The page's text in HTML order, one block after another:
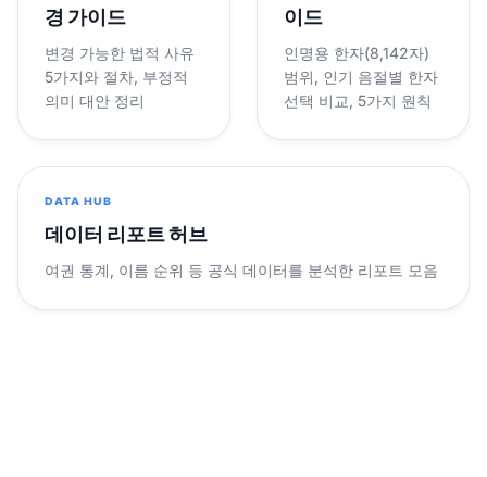
경 가이드
변경 가능한 법적 사유
5가지와 절차, 부정적
의미 대안 정리
이드
인명용 한자(8,142자)
범위, 인기 음절별 한자
선택 비교, 5가지 원칙
DATA HUB
데이터 리포트 허브
여권 통계, 이름 순위 등 공식 데이터를 분석한 리포트 모음